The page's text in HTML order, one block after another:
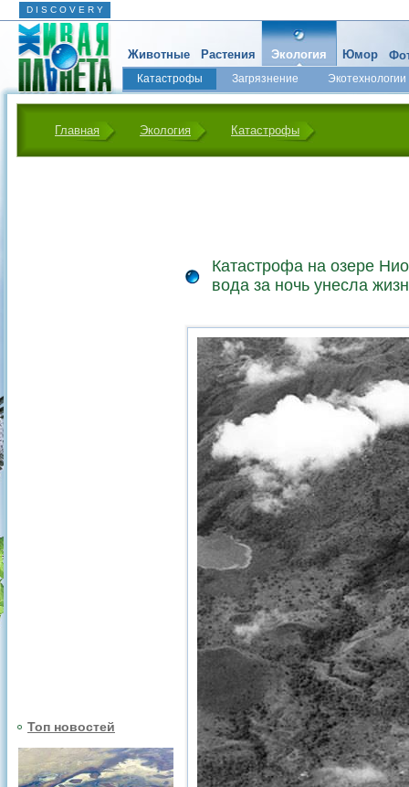
D I S C O V E R Y
Животные Растения Экология
Катастрофы Загрязнение Экотехнологии
Юмор
Главная Экология Катастрофы
Топ новостей
Катастрофа на озере
вода за ночь унесла